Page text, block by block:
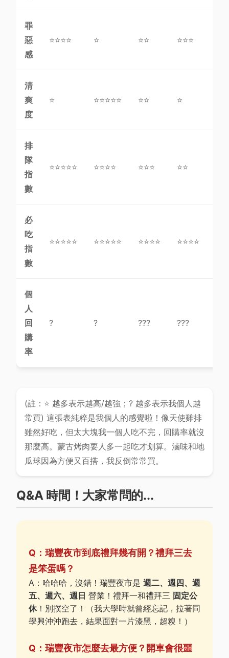
罪
惡
感
⭐⭐⭐⭐ ⭐ ⭐⭐ ⭐⭐⭐
清
爽
度
⭐ ⭐⭐⭐⭐⭐ ⭐⭐ ⭐
排
隊
指
數
⭐⭐⭐⭐⭐ ⭐⭐⭐⭐ ⭐⭐⭐ ⭐⭐
必
吃
指
數
⭐⭐⭐⭐⭐ ⭐⭐⭐⭐⭐ ⭐⭐⭐⭐ ⭐⭐⭐⭐
個
人
回
購
率
? ? ??? ???
(註：⭐ 越多表示越高/越強；? 越多表示我個人越
常買) 這張表純粹是我個人的感覺啦！像天使雞排
雖然好吃，但太大塊我一個人吃不完，回購率就沒
那麼高。蒙古烤肉要人多一起吃才划算。滷味和地
瓜球因為方便又百搭，我反倒常常買。
Q&A 時間！大家常問的...
Q：瑞豐夜市到底禮拜幾有開？禮拜三去
是笨蛋嗎？
A：哈哈哈，沒錯！瑞豐夜市是 週二、週四、週
五、週六、週日 營業！禮拜一和禮拜三 固定公
休！別撲空了！（我大學時就曾經忘記，拉著同
學興沖沖跑去，結果面對一片漆黑，超糗！）
Q：瑞豐夜市怎麼去最方便？開車會很噩